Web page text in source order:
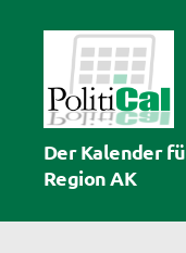
PolitiCal-
AK
Der Kalender
Region AK